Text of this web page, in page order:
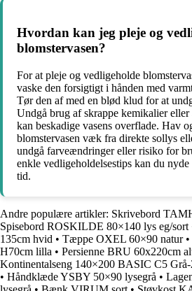
Hvordan kan jeg pleje og
blomstervasen?
For at pleje og vedligeholde
vaske den forsigtigt i hånden med
Tør den af med en blød klud for at
Undgå brug af skrappe kemikalier eller
kan beskadige vasens overflade. Hav
blomstervasen væk fra direkte sollys
undgå farveændringer eller risiko for
enkle vedligeholdelsestips kan du
tid.
Andre populære artikler: Skrivebord
Spisebord ROSKILDE 80×140 lys eg/sort
135cm hvid • Tæppe OXEL 60×90 natur•
H70cm lilla • Persienne BRU 60x220cm
Kontinentalseng 140×200 BASIC C5 Grå-
• Håndklæde YSBY 50×90 lysegrå •